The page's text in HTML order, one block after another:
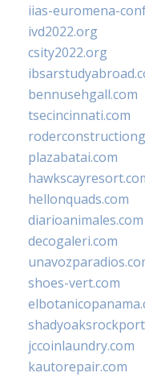
iias-euromena-
ivd2022.org
csity2022.org
bennusehgall.com
tsecincinnati.com
plazabatai.com
hellonquads.com
diarioanimales.com
decogaleri.com
shoes-vert.com
jccoinlaundry.com
kautorepair.com